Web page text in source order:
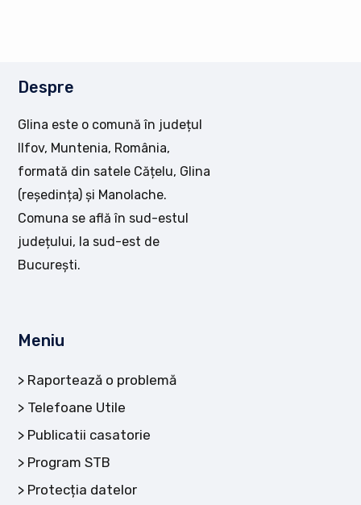
Despre
Glina este o comună în județul
Ilfov, Muntenia, România,
formată din satele Cățelu, Glina
(reședința) și Manolache.
Comuna se află în sud-estul
județului, la sud-est de
București.
Meniu
Raportează o problemă
Telefoane Utile
Publicatii casatorie
Program STB
Protecția datelor